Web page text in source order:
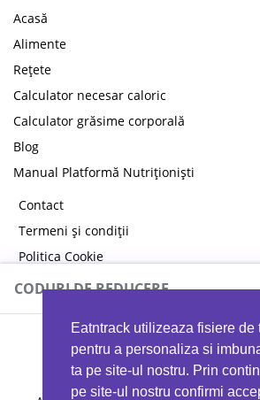
Eatntrack utilizeaza fisiere de
pentru a personaliza si
ta pe site-ul nostru. Prin
pe site-ul nostru confirmi
Acasă
Alimente
Rețete
Calculator necesar caloric
Calculator grăsime corporală
Blog
Manual Platformă Nutriționiști
Contact
Termeni și condiții
Politica Cookie
Politica de confidențialitate
CODURI DE REDUCERE